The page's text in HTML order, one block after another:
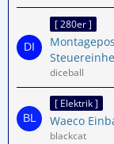
[ 280er ]
diceball
[ Elektrik ]
Waeco
blackcat